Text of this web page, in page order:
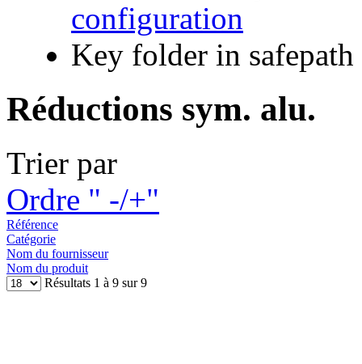
configuration
Key folder in safepath
Réductions sym. alu.
Trier par
Ordre " -/+"
Référence
Catégorie
Nom du fournisseur
Nom du produit
Résultats 1 à 9 sur 9